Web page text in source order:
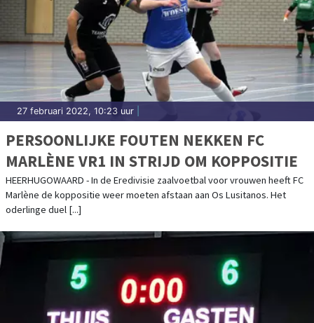
27 februari 2022, 10:23 uur
PERSOONLIJKE FOUTEN NEKKEN FC
MARLÈNE VR1 IN STRIJD OM KOPPOSITIE
HEERHUGOWAARD - In de Eredivisie zaalvoetbal voor vrouwen heeft FC
Marlène de koppositie weer moeten afstaan aan Os Lusitanos. Het
oderlinge duel [...]